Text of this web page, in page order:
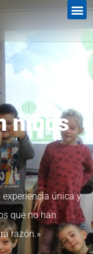
DE
niños
única y
que no han
razón.»